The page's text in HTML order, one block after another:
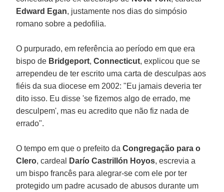
Edward Egan, justamente nos dias do simpósio
romano sobre a pedofilia.
O purpurado, em referência ao período em que era
bispo de Bridgeport,Connecticut, explicou que se
arrependeu de ter escrito uma carta de desculpas aos
fiéis da sua diocese em 2002: "Eu jamais deveria ter
dito isso. Eu disse 'se fizemos algo de errado, me
desculpem', mas eu acredito que não fiz nada de
errado".
O tempo em que o prefeito daCongregação para o
Clero, cardeal Darío Castrillón Hoyos, escrevia a
um bispo francês para alegrar-se com ele por ter
protegido um padre acusado de abusos durante um